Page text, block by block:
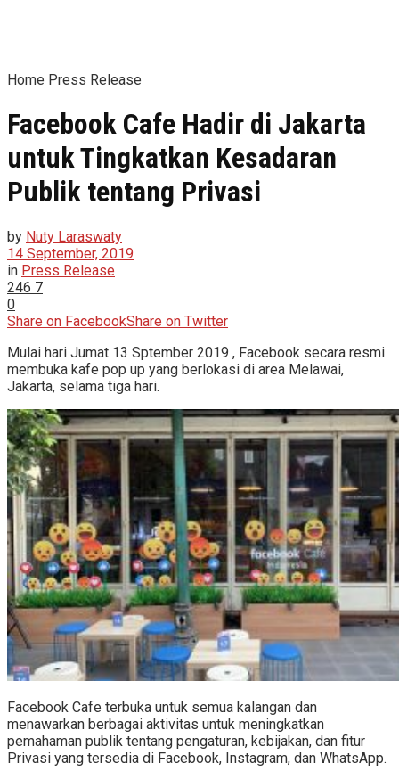
Home Press Release
Facebook Cafe Hadir di Jakarta
untuk Tingkatkan Kesadaran
Publik tentang Privasi
by Nuty Laraswaty
14 September, 2019
in Press Release
246 7
0
Share on FacebookShare on Twitter
Mulai hari Jumat 13 Sptember 2019 , Facebook secara resmi
membuka kafe pop up yang berlokasi di area Melawai,
Jakarta, selama tiga hari.
Facebook Cafe terbuka untuk semua kalangan dan
menawarkan berbagai aktivitas untuk meningkatkan
pemahaman publik tentang pengaturan, kebijakan, dan fitur
Privasi yang tersedia di Facebook, Instagram, dan WhatsApp.